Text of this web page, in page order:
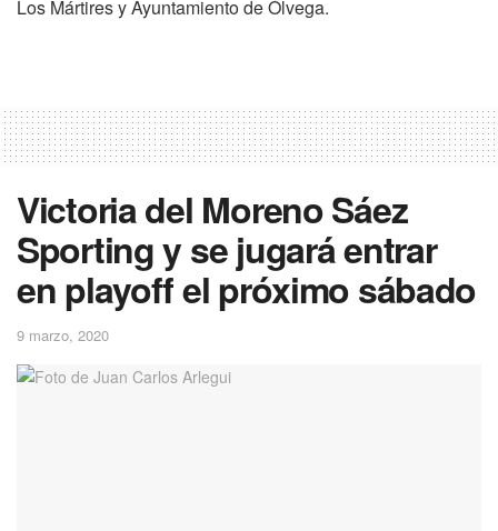
Los Mártires y Ayuntamiento de Ólvega.
Victoria del Moreno Sáez
Sporting y se jugará entrar
en playoff el próximo sábado
9 marzo, 2020